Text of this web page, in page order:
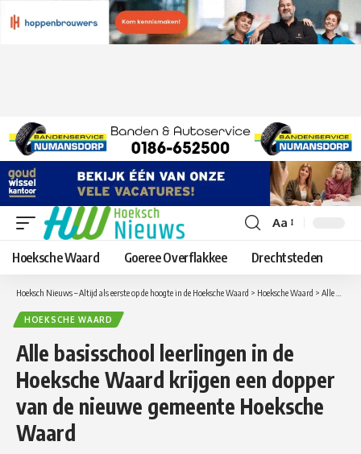
Lettergrootte
aanpassen
Aa
Hoeksche Waard Goeree Overflakkee Drechtsteden
Hoeksch Nieuws – Altijd als eerste op de hoogte in de Hoeksche Waard > Hoeksche Waard > Alle basisschool leerlingen in de Hoeksche Waard krijgen een dopper van de nieuwe gemeente Hoeksche Waard
HOEKSCHE WAARD
Alle basisschool leerlingen in de
Hoeksche Waard krijgen een dopper
van de nieuwe gemeente Hoeksche
Waard